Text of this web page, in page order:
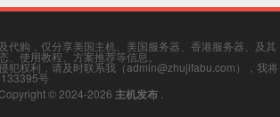
代购，仅分享美国主机、美国服务器、香港服务器、及其
、使用教程、方案推荐等信息。
犯权利，请及时联系我（admin@zhujifabu.com），我将
号
© 2024-2026 主机发布.